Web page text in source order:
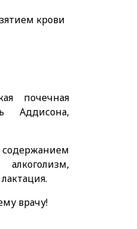
крови
почечная
Аддисона,
врачу!